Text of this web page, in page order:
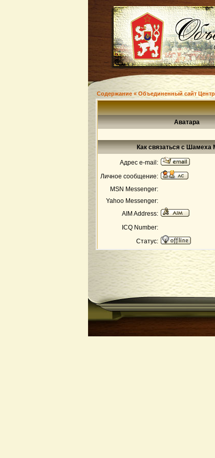
Содержание « Объединенный сайт
Аватара
Как связаться с Шамеха
Адрес e-mail:
Личное сообщение:
MSN Messenger:
Yahoo Messenger:
AIM Address:
ICQ Number:
Статус: